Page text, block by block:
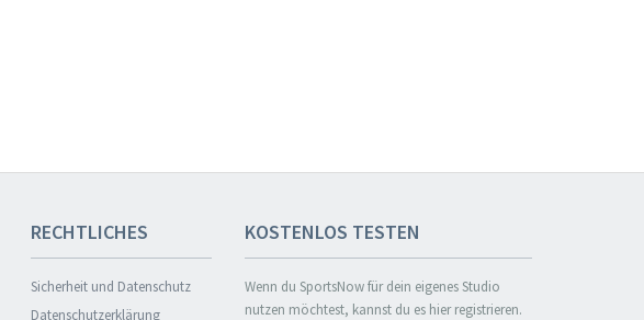
RECHTLICHES
Sicherheit und Datenschutz
Datenschutzerklärung
KOSTENLOS TESTEN
Wenn du SportsNow für dein eigenes Studio
nutzen möchtest, kannst du es hier registrieren.